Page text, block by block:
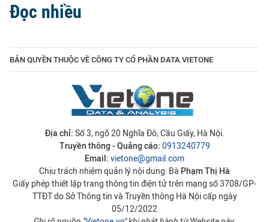
Đọc nhiều
BẢN QUYỀN THUỘC VỀ CÔNG TY CỔ PHẦN DATA VIETONE
Địa chỉ: Số 3, ngõ 20 Nghĩa Đô, Cầu Giấy, Hà Nội.
Truyền thông - Quảng cáo: 0913240779
Email: vietone@gmail.com
Chịu trách nhiệm quản lý nội dung: Bà Phạm Thị Hà
Giấy phép thiết lập trang thông tin điện tử trên mạng số 3708/GP-
TTĐT do Sở Thông tin và Truyền thông Hà Nội cấp ngày
05/12/2022